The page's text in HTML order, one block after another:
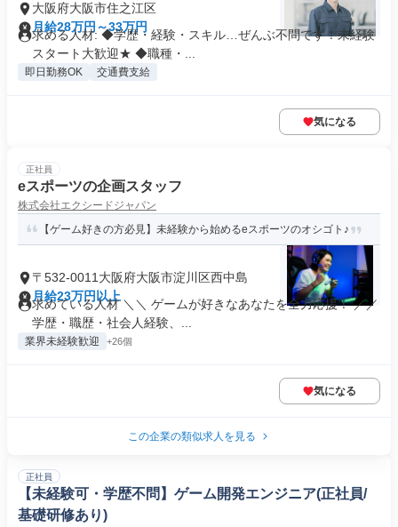
大阪府大阪市住之江区
月給28万円～33万円
求める人材: ◆学歴・経験・スキル…ぜんぶ不問です！未経験
スタート大歓迎★ ◆職種・...
即日勤務OK 交通費支給
気になる
正社員
eスポーツの企画スタッフ
株式会社エクシードジャパン
【ゲーム好きの方必見】未経験から始めるeスポーツのオシゴト♪
〒532-0011大阪府大阪市淀川区西中島
月給23万円以上
求めている人材 ＼＼ ゲームが好きなあなたを全力応援！ ／／
学歴・職歴・社会人経験、...
業界未経験歓迎 +26個
気になる
この企業の類似求人を見る
正社員
【未経験可・学歴不問】ゲーム開発エンジニア(正社員/
基礎研修あり)